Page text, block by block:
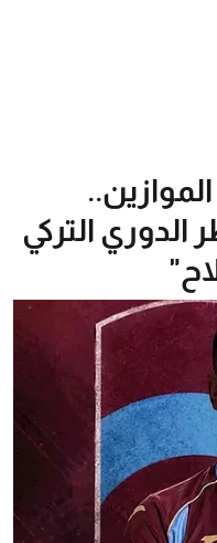
التركي